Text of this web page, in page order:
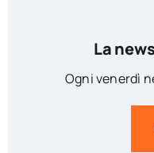
La
Ogni venerdì